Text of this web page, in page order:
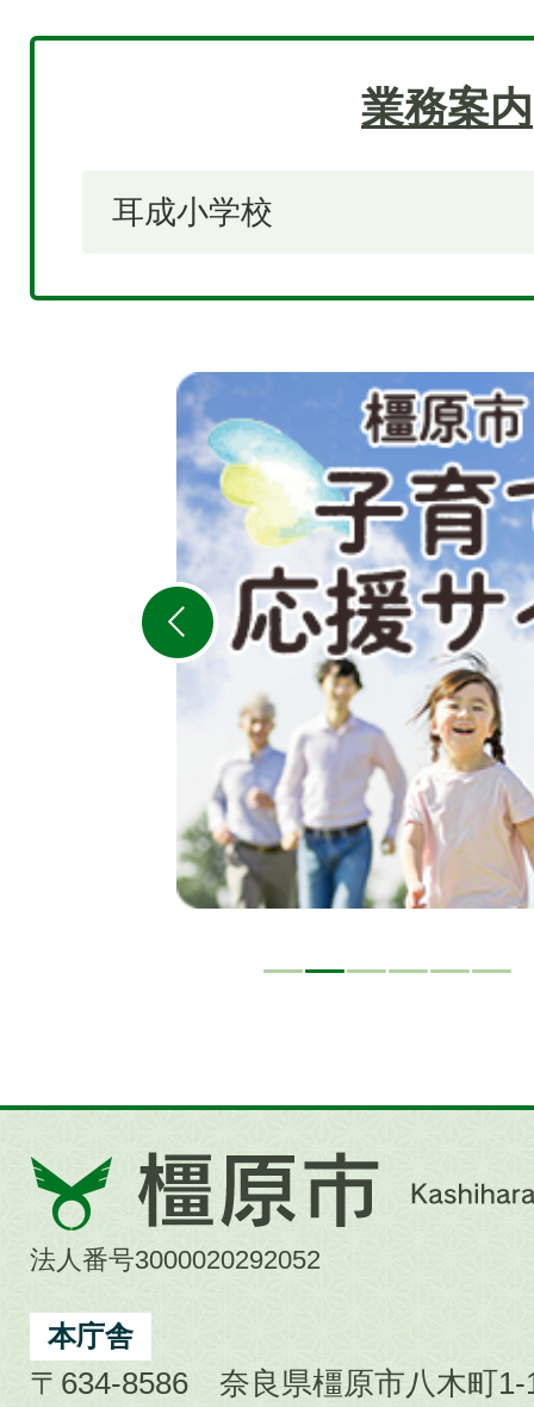
業務案内
耳成小学校
2
枚
目
の
ス
ラ
橿
原
市
City
法人番号3000020292052
本庁舎
〒634-8586 奈良県橿原市八木町1-